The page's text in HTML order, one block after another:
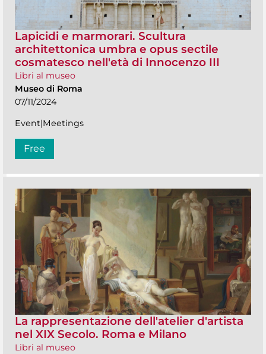
Lapicidi e marmorari. Scultura
architettonica umbra e opus sectile
cosmatesco nell'età di Innocenzo III
Libri al museo
Museo di Roma
07/11/2024
Event|Meetings
Free
La rappresentazione dell'atelier d'artista
nel XIX Secolo. Roma e Milano
Libri al museo